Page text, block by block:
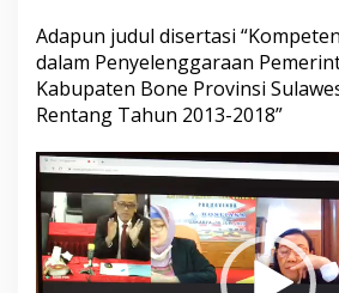
a
l
a
m
e
n
y
e
l
e
n
Adapun judul disertasi
dalam Penyelenggaraan
Kabupaten Bone Provinsi
Rentang Tahun 2013-2018”
Pemutar
Video